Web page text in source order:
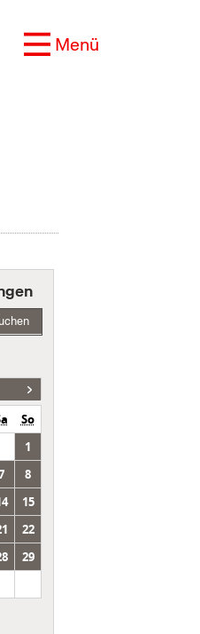
Menü
So
1
8
15
22
29